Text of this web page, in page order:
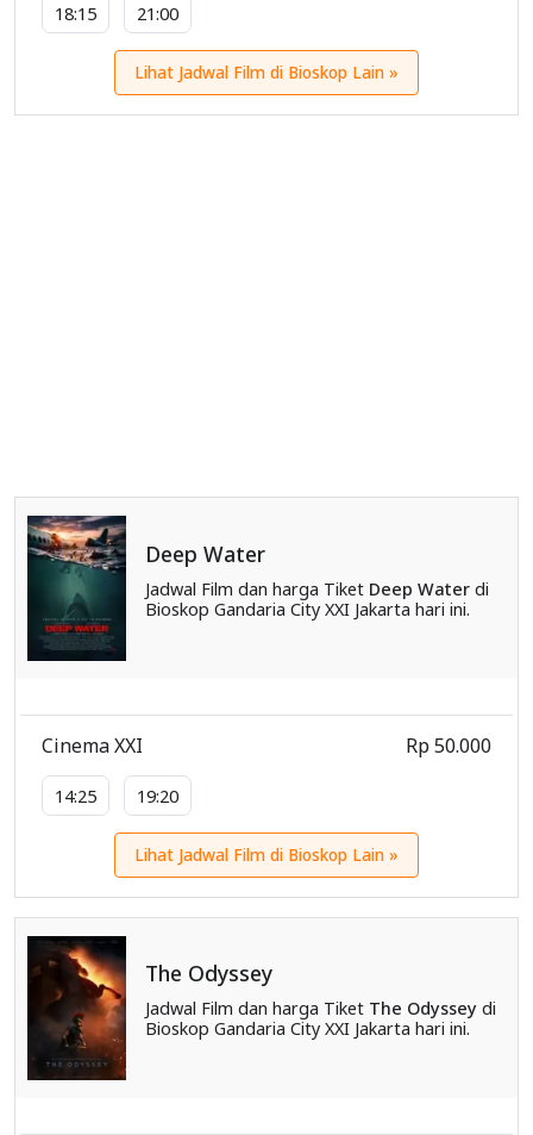
18:15 21:00
Lihat Jadwal Film di Bioskop Lain »
Deep Water
Jadwal Film dan harga Tiket Deep Waterdi
Bioskop Gandaria City XXI Jakarta hari ini.
Cinema XXI
14:25 19:20
Rp 50.000
Lihat Jadwal Film di Bioskop Lain »
The Odyssey
Jadwal Film dan harga Tiket The Odysseydi
Bioskop Gandaria City XXI Jakarta hari ini.